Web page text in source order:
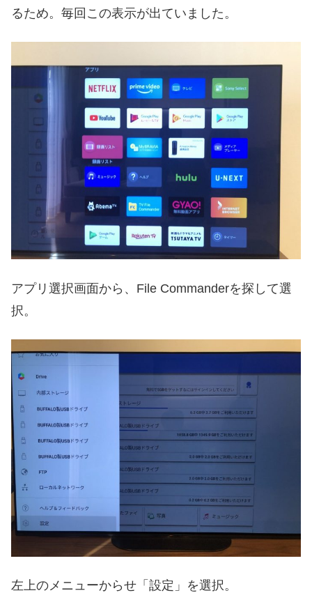
るため。毎回この表示が出ていました。
アプリ選択画面から、File Commanderを探して選
択。
左上のメニューからせ「設定」を選択。